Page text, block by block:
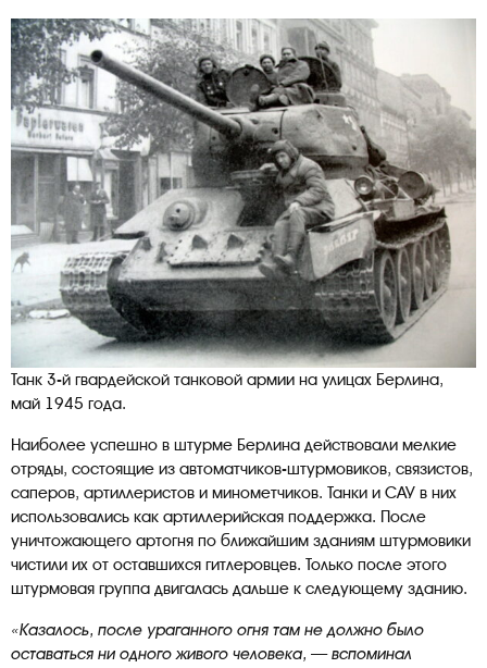
Танк 3-й гвардейской танковой армии на улицах Берлина,
май 1945 года.
Наиболее успешно в штурме Берлина действовали мелкие
отряды, состоящие из автоматчиков-штурмовиков, связистов,
саперов, артиллеристов и минометчиков. Танки и САУ в них
использовались как артиллерийская поддержка. После
уничтожающего артогня по ближайшим зданиям штурмовики
чистили их от оставшихся гитлеровцев. Только после этого
штурмовая группа двигалась дальше к следующему зданию.
«Казалось, после ураганного огня там не должно было
оставаться ни одного живого человека, — вспоминал